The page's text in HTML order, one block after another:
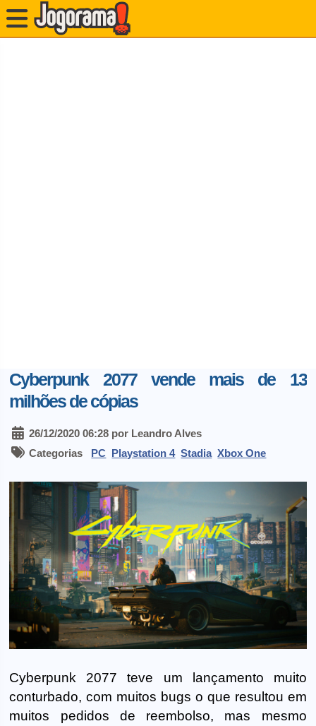
Cyberpunk 2077 vende mais de 13
milhões de cópias
26/12/2020 06:28 por Leandro Alves
Categorias PC Playstation 4 Stadia Xbox One
Cyberpunk 2077 teve um lançamento muito
conturbado, com muitos bugs o que resultou em
muitos pedidos de reembolso, mas mesmo